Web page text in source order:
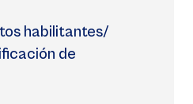
habilitantes/
de